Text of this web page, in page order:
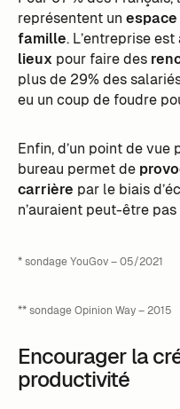
représentent un
famille. L’entreprise est
lieux pour faire des
plus de 29% des
eu un coup de foudre
Enfin, d’un point de vue
bureau permet de
carrière par le biais
n’auraient peut-être
* sondage YouGov – 05/2021
** sondage Opinion Way – 2015
Encourager la
productivité